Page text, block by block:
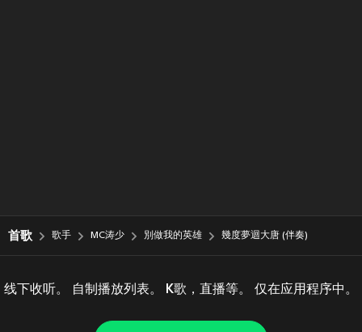
首歌 歌手 MC涛少 別做我的英雄 幾度夢迴大唐 (伴奏)
线下收听。 自制播放列表。 K歌，直播等。 仅在应用程序中。